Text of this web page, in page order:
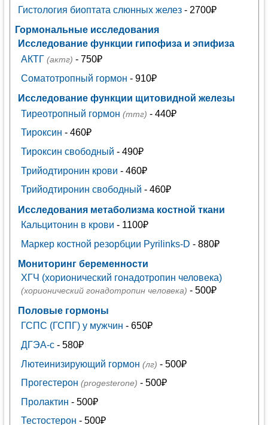
Гистология биоптата слюнных желез - 2700₽
Гормональные исследования
Исследование функции гипофиза и эпифиза
АКТГ (актг) - 750₽
Соматотропный гормон - 910₽
Исследование функции щитовидной железы
Тиреотропный гормон (ттг) - 440₽
Тироксин - 460₽
Тироксин свободный - 490₽
Трийодтиронин крови - 460₽
Трийодтиронин свободный - 460₽
Исследования метаболизма костной ткани
Кальцитонин в крови - 1100₽
Маркер костной резорбции Pyrilinks-D - 880₽
Мониторинг беременности
ХГЧ (хорионический гонадотропин человека)
(хорионический гонадотропин человека) - 500₽
Половые гормоны
ГСПС (ГСПГ) у мужчин - 650₽
ДГЭА-с- 580₽
Лютеинизирующий гормон (лг) - 500₽
Прогестерон (progesterone) - 500₽
Пролактин - 500₽
Тестостерон - 500₽